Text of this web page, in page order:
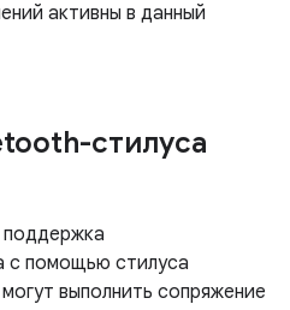
активны в данный
стилуса
поддержка
с помощью стилуса
выполнить сопряжение